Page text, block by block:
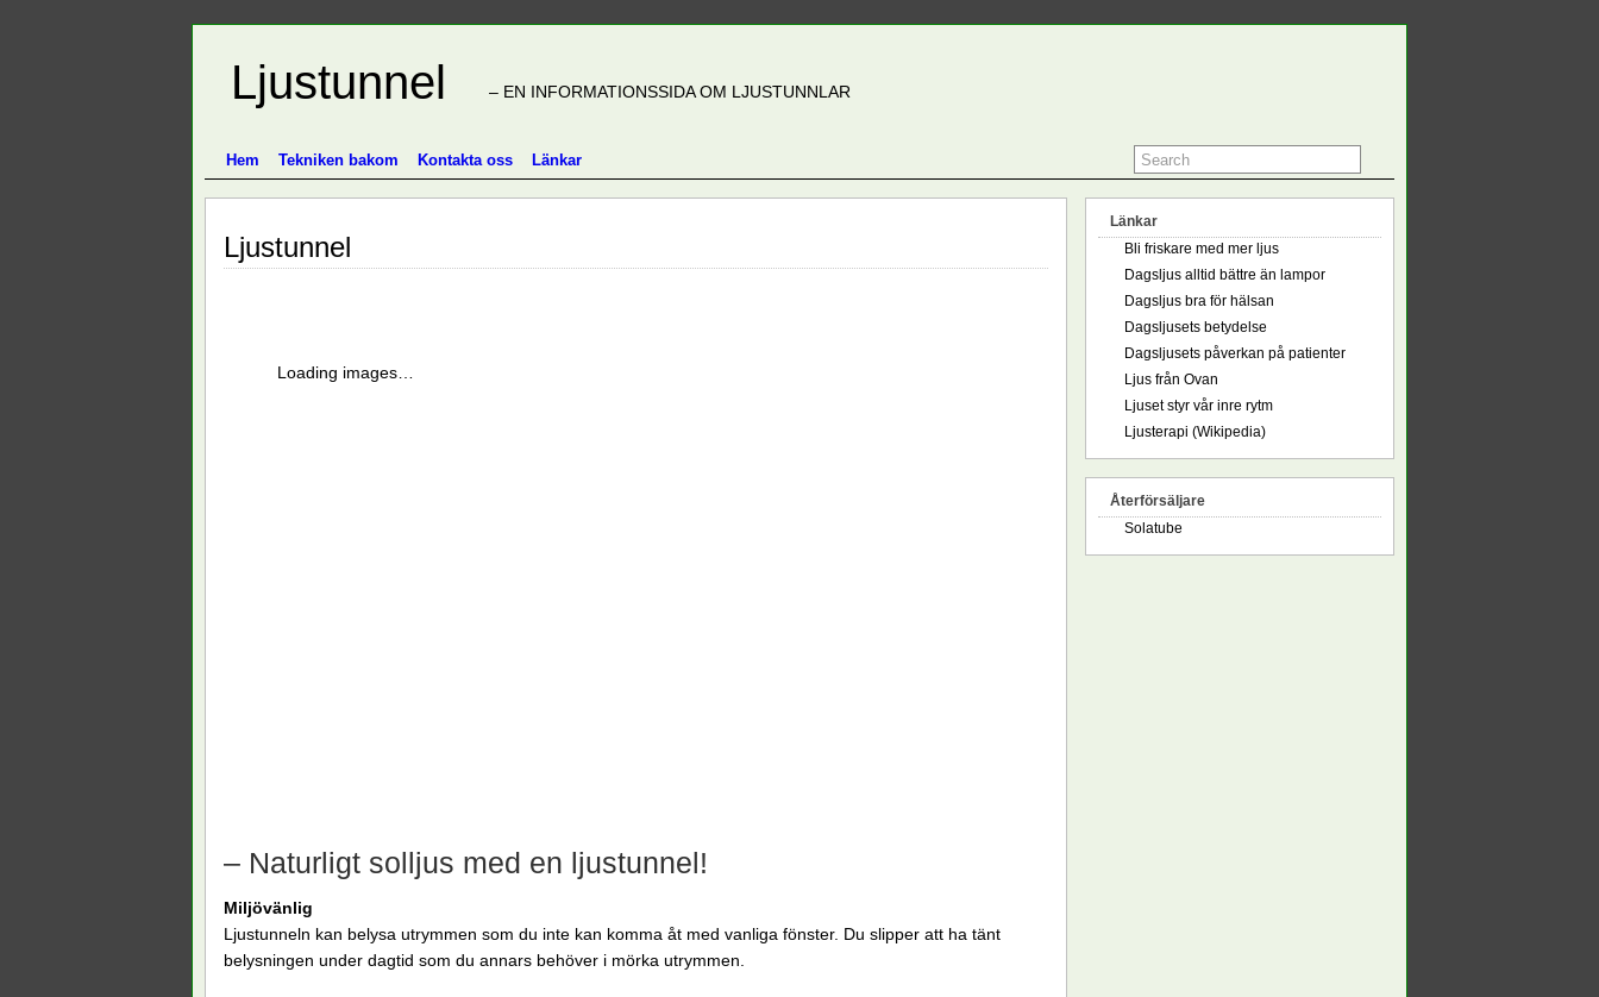
Ljustunnel – EN INFORMATIONSSIDA OM LJUSTUNNLAR
Hem Tekniken bakom Kontakta oss Länkar
Ljustunnel
Loading images…
– Naturligt solljus med en ljustunnel!
Miljövänlig
Ljustunneln kan belysa utrymmen som du inte kan komma åt med vanliga fönster. Du slipper att ha tänt
belysningen under dagtid som du annars behöver i mörka utrymmen.
Länkar
Bli friskare med mer ljus
Dagsljus alltid bättre än lampor
Dagsljus bra för hälsan
Dagsljusets betydelse
Dagsljusets påverkan på patienter
Ljus från Ovan
Ljuset styr vår inre rytm
Ljusterapi (Wikipedia)
Återförsäljare
Solatube